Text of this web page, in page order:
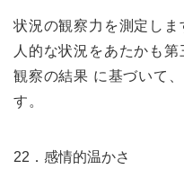
状況の観察力を測定し
人的な状況をあたかも第
観察の結果 に基づいて
す。
22．感情的温かさ